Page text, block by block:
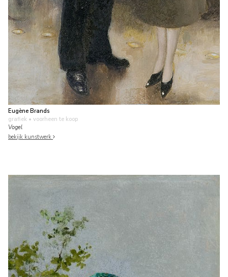
Eugène Brands
grafiek • voorheen te koop
Vogel
bekijk kunstwerk